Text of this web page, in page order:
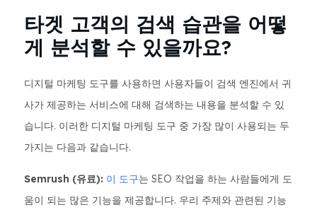
타겟 고객의 검색 습관을 어떻
게 분석할 수 있을까요?
디지털 마케팅 도구를 사용하면 사용자들이 검색 엔진에서 귀
사가 제공하는 서비스에 대해 검색하는 내용을 분석할 수 있
습니다. 이러한 디지털 마케팅 도구 중 가장 많이 사용되는 두
가지는 다음과 같습니다.
Semrush (유료): 이 도구는 SEO 작업을 하는 사람들에게 도
움이 되는 많은 기능을 제공합니다. 우리 주제와 관련된 기능